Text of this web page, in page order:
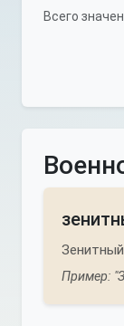
Всего
Пример: